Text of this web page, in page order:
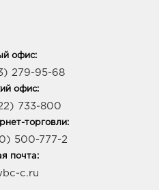
офис:
279-95-68
офис:
733-800
торговли:
500-777-2
почта:
c.ru